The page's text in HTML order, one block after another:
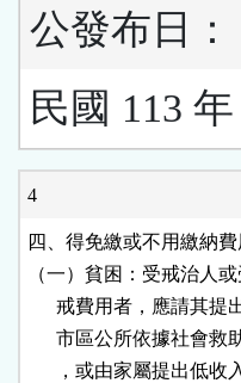
公發布日：
民國 113
4
四、得免繳或不用繳納
（一）貧困：受戒治人
戒費用者，應請其
市區公所依據社會
，或由家屬提出低